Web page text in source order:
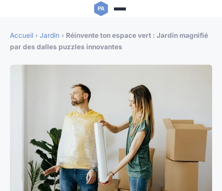
Accueil › Jardin › Réinvente ton espace vert : Jardin magnifié
par des dalles puzzles innovantes